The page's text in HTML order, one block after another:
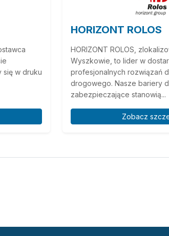
się w druku
HORIZONT ROLOS
HORIZONT ROLOS,
Wyszkowie, to lider w
profesjonalnych rozwiązań
drogowego. Nasze bariery
zabezpieczające stanowią...
Zobacz